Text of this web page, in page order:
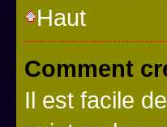
Haut
Comment
Il est facile